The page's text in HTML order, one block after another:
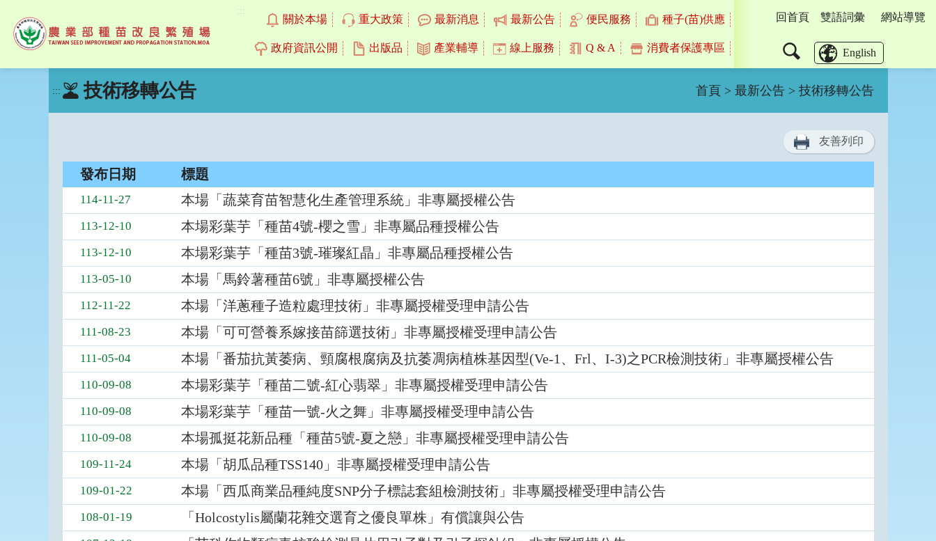
:::
關於本場 重大政策 最新消息 最新公告 便民服務 種子(苗)供應
政府資訊公開 出版品 產業輔導 線上服務 Q & A 消費者保護專區
回首頁 雙語詞彙 網站導覽
尋
English
::: 技術移轉公告 首頁 > 最新公告> 技術移轉公告
友善列印
轉
告
表，
布
期、
發布日期 標題
114-11-27 本場「蔬菜育苗智慧化生產管理系統」非專屬授權公告
113-12-10 本場彩葉芋「種苗4號-櫻之雪」非專屬品種授權公告
113-12-10 本場彩葉芋「種苗3號-璀璨紅晶」非專屬品種授權公告
113-05-10 本場「馬鈴薯種苗6號」非專屬授權公告
112-11-22 本場「洋蔥種子造粒處理技術」非專屬授權受理申請公告
111-08-23 本場「可可營養系嫁接苗篩選技術」非專屬授權受理申請公告
111-05-04 本場「番茄抗黃萎病、頸腐根腐病及抗萎凋病植株基因型(Ve-1、Frl、I-3)之PCR檢測技術」非專屬授權公告
110-09-08 本場彩葉芋「種苗二號-紅心翡翠」非專屬授權受理申請公告
110-09-08 本場彩葉芋「種苗一號-火之舞」非專屬授權受理申請公告
110-09-08 本場孤挺花新品種「種苗5號-夏之戀」非專屬授權受理申請公告
109-11-24 本場「胡瓜品種TSS140」非專屬授權受理申請公告
109-01-22 本場「西瓜商業品種純度SNP分子標誌套組檢測技術」非專屬授權受理申請公告
108-01-19 「Holcostylis屬蘭花雜交選育之優良單株」有償讓與公告